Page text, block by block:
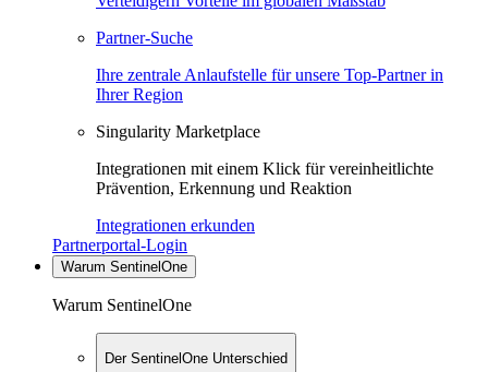
Partner-Suche
Ihre zentrale Anlaufstelle für unsere Top-Partner in
Ihrer Region
Singularity Marketplace
Integrationen mit einem Klick für vereinheitlichte
Prävention, Erkennung und Reaktion
Integrationen erkunden
Partnerportal-Login
Warum SentinelOne
Warum SentinelOne
Der SentinelOne Unterschied